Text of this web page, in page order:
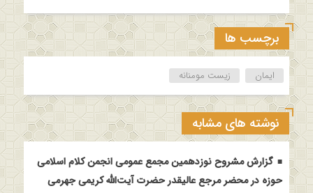
برچسب ها
ایمان زیست مومنانه
نوشته های مشابه
گزارش مشروح نوزدهمین مجمع عمومی انجمن کلام اسلامی
حوزه در محضر مرجع عالیقدر حضرت آیت‌الله کریمی جهرمی